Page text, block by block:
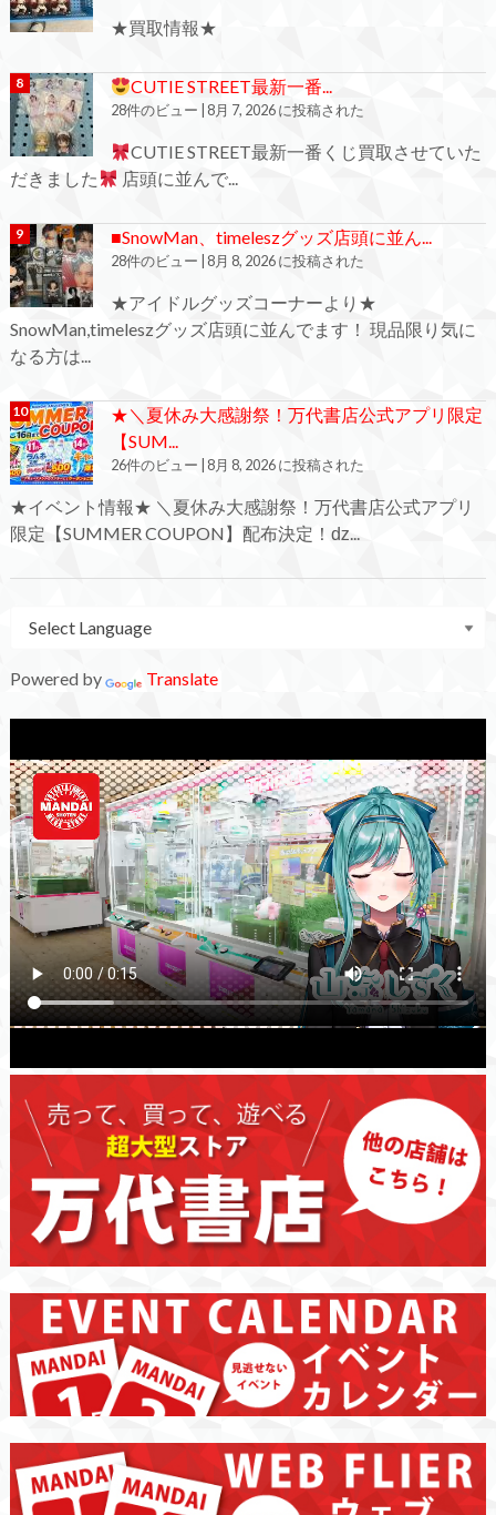
★買取情報★
CUTIE STREET最新一番...
28件のビュー 8月 7, 2026 に投稿された
CUTIE STREET最新一番くじ買取させていた
だきました
店頭に並んで...
■SnowMan、timeleszグッズ店頭に並ん...
28件のビュー 8月 8, 2026 に投稿された
★アイドルグッズコーナーより★
SnowMan,timeleszグッズ店頭に並んでます！ 現品限り気に
なる方は...
★＼夏休み大感謝祭！万代書店公式アプリ限定
【SUM...
26件のビュー 8月 8, 2026 に投稿された
★イベント情報★ ＼夏休み大感謝祭！万代書店公式アプリ
限定【SUMMER COUPON】配布決定！ǳ...
Powered by Translate